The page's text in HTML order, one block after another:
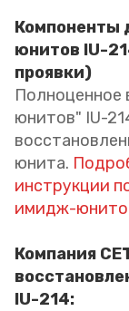
Компоненты
юнитов IU-
проявки)
Полноценное
юнитов" IU-
юнита.
инструкции
имидж-
Компания
IU-214: